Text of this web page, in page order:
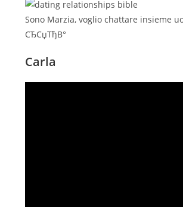
Sono Marzia, voglio chattare insieme
СЂСџТђВ°
Carla